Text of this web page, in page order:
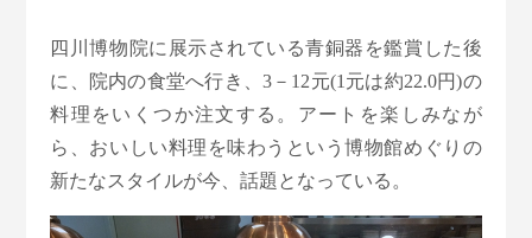
四川博物院に展示されている青銅器を鑑賞した後
に、院内の食堂へ行き、3－12元(1元は約22.0円)の
料理をいくつか注文する。アートを楽しみなが
ら、おいしい料理を味わうという博物館めぐりの
新たなスタイルが今、話題となっている。